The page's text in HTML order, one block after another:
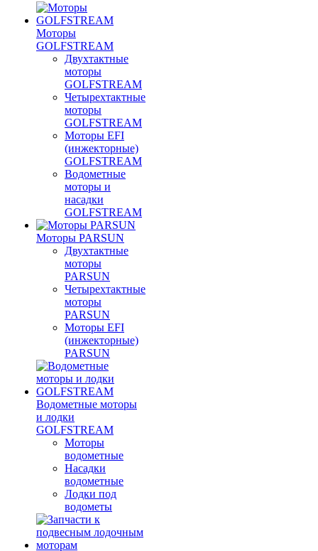
Моторы
GOLFSTREAM
Двухтактные
моторы
GOLFSTREAM
Четырехтактные
моторы
GOLFSTREAM
Моторы EFI
(инжекторные)
GOLFSTREAM
Водометные
моторы и
насадки
GOLFSTREAM
Моторы PARSUN
Двухтактные
моторы
PARSUN
Четырехтактные
моторы
PARSUN
Моторы EFI
(инжекторные)
PARSUN
Водометные моторы
и лодки
GOLFSTREAM
Моторы
водометные
Насадки
водометные
Лодки под
водометы